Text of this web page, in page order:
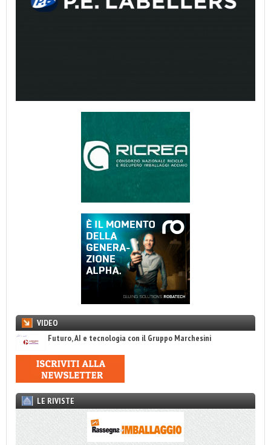
VIDEO
Futuro, AI e tecnologia con il Gruppo Marchesini
LE RIVISTE